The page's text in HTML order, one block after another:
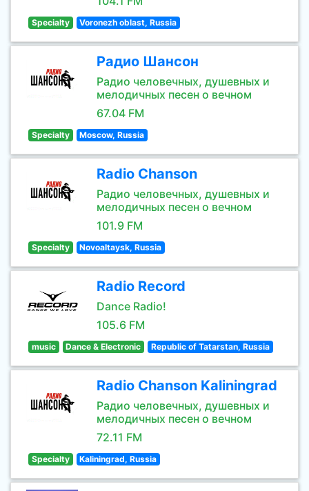
Specialty Voronezh oblast, Russia
Радио Шансон
Радио человечных, душевных и
мелодичных песен о вечном
67.04 FM
Specialty Moscow, Russia
Radio Chanson
Радио человечных, душевных и
мелодичных песен о вечном
101.9 FM
Specialty Novoaltaysk, Russia
Radio Record
Dance Radio!
105.6 FM
music Dance & Electronic Republic of Tatarstan, Russia
Radio Chanson Kaliningrad
Радио человечных, душевных и
мелодичных песен о вечном
72.11 FM
Specialty Kaliningrad, Russia